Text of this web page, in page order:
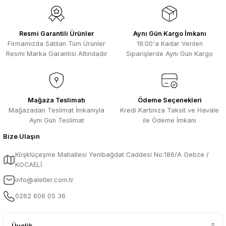
Ürün fiyatı diğer sitelerden daha pahalı.
Bu ürüne benzer farklı alternatifler olmalı.
Selim Toprak | 29/07/2026
Kısa sürede geldi. Ürünler de iyi
Hızlı sipariş ve güvenli paketleme için
çok teşekkürler ediyorum
F... D... | 06/07/2026
Makine çok iyi herkese tavsiye
A... A... | 23/04/2026
13.04.2026 tarihinde Aletler.com
sorunsuz bir şekilde tarafıma ulaştı çok
B... C... | 13/04/2026
Resmi Garantili Ürünler
Firmamızda Satılan Tüm Ürünler
Resmi Marka Garantisi Altındadır
Aynı Gün Kargo İmkanı
16:00'a Kadar Verilen
Siparişlerde Aynı Gün Kargo
Mağaza Teslimatı
Mağazadan Teslimat İmkanıyla
Aynı Gün Teslimat
Ödeme Seçenekleri
Kredi Kartınıza Taksit ve Havale
ile Ödeme İmkanı
Bize Ulaşın
Köşklüçeşme Mahallesi Yenibağdat Caddesi No:186/A Gebze /
KOCAELİ
info@aletler.com.tr
0262 606 05 36